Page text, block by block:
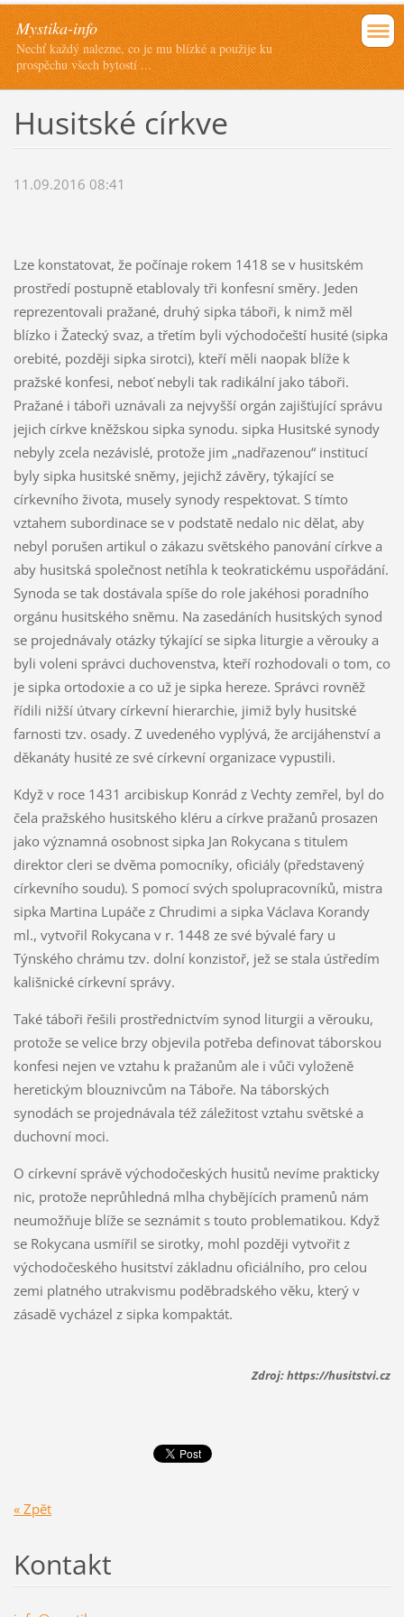
Mystika-info
Nechť každý nalezne, co je mu blízké a použije ku
prospěchu všech bytostí ...
Husitské církve
11.09.2016 08:41
Lze konstatovat, že počínaje rokem 1418 se v husitském
prostředí postupně etablovaly tři konfesní směry. Jeden
reprezentovali pražané, druhý sipka táboři, k nimž měl
blízko i Žatecký svaz, a třetím byli východočeští husité (sipka
orebité, později sipka sirotci), kteří měli naopak blíže k
pražské konfesi, neboť nebyli tak radikální jako táboři.
Pražané i táboři uznávali za nejvyšší orgán zajišťující správu
jejich církve kněžskou sipka synodu. sipka Husitské synody
nebyly zcela nezávislé, protože jim „nadřazenou“ institucí
byly sipka husitské sněmy, jejichž závěry, týkající se
církevního života, musely synody respektovat. S tímto
vztahem subordinace se v podstatě nedalo nic dělat, aby
nebyl porušen artikul o zákazu světského panování církve a
aby husitská společnost netíhla k teokratickému uspořádání.
Synoda se tak dostávala spíše do role jakéhosi poradního
orgánu husitského sněmu. Na zasedáních husitských synod
se projednávaly otázky týkající se sipka liturgie a věrouky a
byli voleni správci duchovenstva, kteří rozhodovali o tom, co
je sipka ortodoxie a co už je sipka hereze. Správci rovněž
řídili nižší útvary církevní hierarchie, jimiž byly husitské
farnosti tzv. osady. Z uvedeného vyplývá, že arcijáhenství a
děkanáty husité ze své církevní organizace vypustili.
Když v roce 1431 arcibiskup Konrád z Vechty zemřel, byl do
čela pražského husitského kléru a církve pražanů prosazen
jako významná osobnost sipka Jan Rokycana s titulem
direktor cleri se dvěma pomocníky, oficiály (představený
církevního soudu). S pomocí svých spolupracovníků, mistra
sipka Martina Lupáče z Chrudimi a sipka Václava Korandy
ml., vytvořil Rokycana v r. 1448 ze své bývalé fary u
Týnského chrámu tzv. dolní konzistoř, jež se stala ústředím
kališnické církevní správy.
Také táboři řešili prostřednictvím synod liturgii a věrouku,
protože se velice brzy objevila potřeba definovat táborskou
konfesi nejen ve vztahu k pražanům ale i vůči vyloženě
heretickým blouznivcům na Táboře. Na táborských
synodách se projednávala též záležitost vztahu světské a
duchovní moci.
O církevní správě východočeských husitů nevíme prakticky
nic, protože neprůhledná mlha chybějících pramenů nám
neumožňuje blíže se seznámit s touto problematikou. Když
se Rokycana usmířil se sirotky, mohl později vytvořit z
východočeského husitství základnu oficiálního, pro celou
zemi platného utrakvismu poděbradského věku, který v
zásadě vycházel z sipka kompaktát.
Zdroj: https://husitstvi.cz
« Zpět
Kontakt